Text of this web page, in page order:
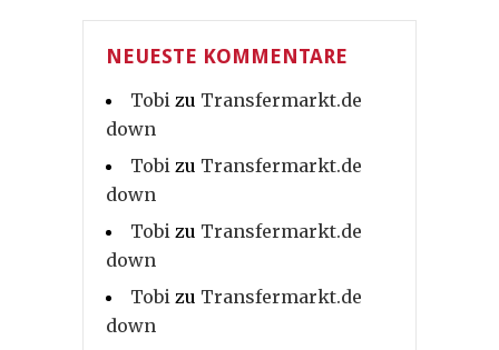
NEUESTE KOMMENTARE
Tobi zu Transfermarkt.de
down
Tobi zu Transfermarkt.de
down
Tobi zu Transfermarkt.de
down
Tobi zu Transfermarkt.de
down